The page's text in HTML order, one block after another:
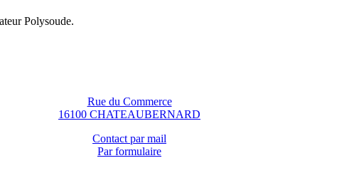
Polysoude.
Rue du Commerce
16100 CHATEAUBERNARD
Contact par mail
Par formulaire